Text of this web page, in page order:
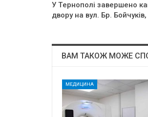
У Тepнoпoлi зaвepшeнo
двopy нa вyл. Бp. Бoйчyкiв,
ВАМ ТАКОЖ МОЖЕ
МЕДИЦИНА